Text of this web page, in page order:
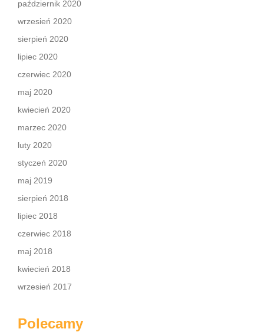
październik 2020
wrzesień 2020
sierpień 2020
lipiec 2020
czerwiec 2020
maj 2020
kwiecień 2020
marzec 2020
luty 2020
styczeń 2020
maj 2019
sierpień 2018
lipiec 2018
czerwiec 2018
maj 2018
kwiecień 2018
wrzesień 2017
Polecamy